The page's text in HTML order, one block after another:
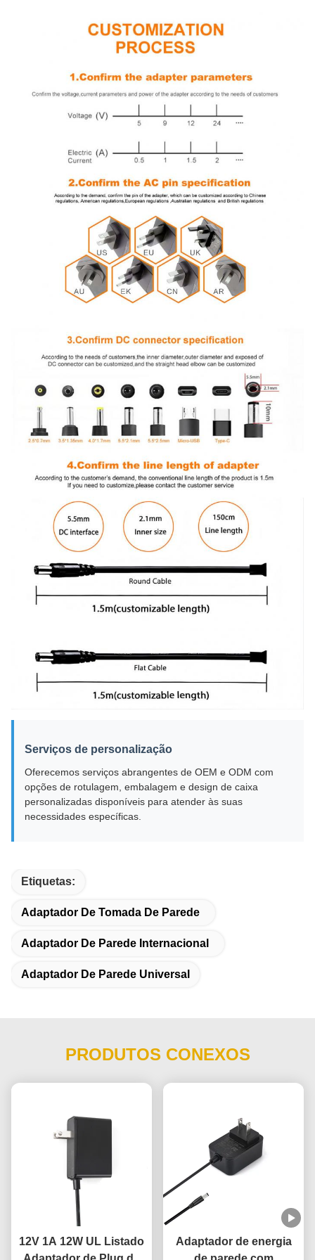
Serviços de personalização
Oferecemos serviços abrangentes de OEM e ODM com
opções de rotulagem, embalagem e design de caixa
personalizadas disponíveis para atender às suas
necessidades específicas.
Etiquetas:
Adaptador De Tomada De Parede
Adaptador De Parede Internacional
Adaptador De Parede Universal
PRODUTOS CONEXOS
12V 1A 12W UL Listado
Adaptador de energia